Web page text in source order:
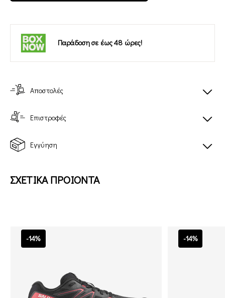
Παράδοση σε έως 48 ώρες!
Αποστολές
Επιστροφές
Εγγύηση
ΣΧΕΤΙΚΑ ΠΡΟΙΟΝΤΑ
-14% -14%